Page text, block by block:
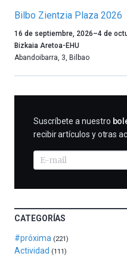
Bilbo Zientzia Plaza 2026
Un
año
más,
celebración
la
edición
Bilbo
Zientzia
16 de septiembre, 2026–4 de
Bizkaia Aretoa-EHU
Abandoibarra, 3, Bilbao
SUSCRIBIRME
Suscríbete a nuestro
recibir artículos y otras
CATEGORÍAS
#próxima (221)
Actividad (111)